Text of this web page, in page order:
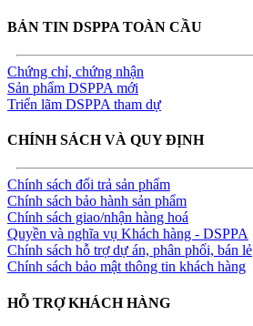
BẢN TIN DSPPA TOÀN CẦU
Chứng chỉ, chứng nhận
Sản phẩm DSPPA mới
Triển lãm DSPPA tham dự
CHÍNH SÁCH VÀ QUY ĐỊNH
Chính sách đổi trả sản phẩm
Chính sách bảo hành sản phẩm
Chính sách giao/nhận hàng hoá
Quyền và nghĩa vụ Khách hàng - DSPPA
Chính sách hỗ trợ dự án, phân phối, bán lẻ
Chính sách bảo mật thông tin khách hàng
HỖ TRỢ KHÁCH HÀNG